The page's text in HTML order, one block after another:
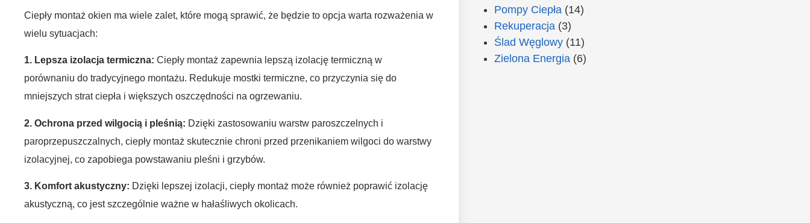
Ciepły montaż okien ma wiele zalet, które mogą sprawić, że będzie to opcja warta rozważenia w
wielu sytuacjach:
1. Lepsza izolacja termiczna: Ciepły montaż zapewnia lepszą izolację termiczną w
porównaniu do tradycyjnego montażu. Redukuje mostki termiczne, co przyczynia się do
mniejszych strat ciepła i większych oszczędności na ogrzewaniu.
2. Ochrona przed wilgocią i pleśnią: Dzięki zastosowaniu warstw paroszczelnych i
paroprzepuszczalnych, ciepły montaż skutecznie chroni przed przenikaniem wilgoci do warstwy
izolacyjnej, co zapobiega powstawaniu pleśni i grzybów.
3. Komfort akustyczny: Dzięki lepszej izolacji, ciepły montaż może również poprawić izolację
akustyczną, co jest szczególnie ważne w hałaśliwych okolicach.
Pompy Ciepła (14)
Rekuperacja (3)
Ślad Węglowy(11)
Zielona Energia (6)